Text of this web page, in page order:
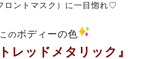
ロントマスク）に一目惚れ♡
のボディーの色
レッドメタリック』